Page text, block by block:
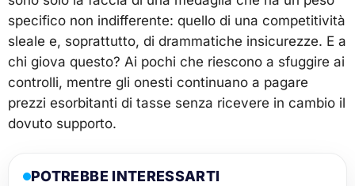
specifico non indifferente: quello di una competitività
sleale e, soprattutto, di drammatiche insicurezze. E a
chi giova questo? Ai pochi che riescono a sfuggire ai
controlli, mentre gli onesti continuano a pagare
prezzi esorbitanti di tasse senza ricevere in cambio il
dovuto supporto.
POTREBBE INTERESSARTI